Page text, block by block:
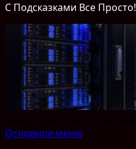
С Подсказками Все Просто!
Основное меню